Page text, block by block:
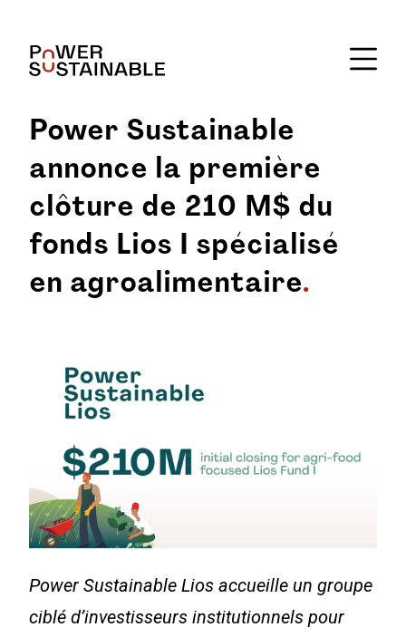
Power Sustainable
annonce la première
clôture de 210 M$ du
fonds Lios I spécialisé
en agroalimentaire.
Power Sustainable Lios accueille un groupe
ciblé d’investisseurs institutionnels pour